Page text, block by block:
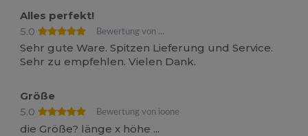
Alles perfekt!
5.0
Bewertung von ...
Sehr gute Ware. Spitzen Lieferung und Service.
Sehr zu empfehlen. Vielen Dank.
Größe
5.0
Bewertung von ioone
die Größe? länge x höhe ...